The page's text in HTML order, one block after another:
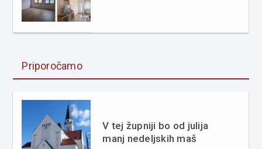
Priporočamo
V tej župniji bo od julija
manj nedeljskih maš